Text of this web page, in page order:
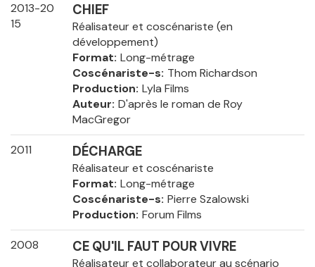
2013-20
15
CHIEF
Réalisateur et coscénariste (en
développement)
Format Long-métrage
Coscénariste-s Thom Richardson
Production Lyla Films
Auteur D'après le roman de Roy
MacGregor
2011 DÉCHARGE
Réalisateur et coscénariste
Format Long-métrage
Coscénariste-s Pierre Szalowski
Production Forum Films
2008 CE QU'IL FAUT POUR VIVRE
Réalisateur et collaborateur au scénario